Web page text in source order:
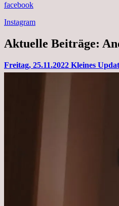
facebook
Instagram
Aktuelle Beiträge:
Freitag, 25.11.2022 Kleines